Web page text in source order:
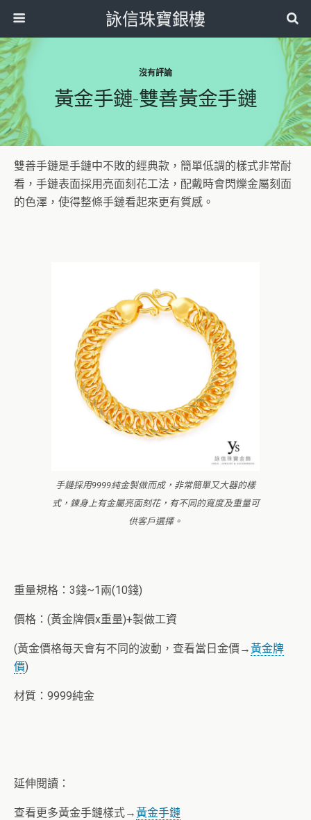
詠信珠寶銀樓
沒有評論
黃金手鏈-雙善黃金手鏈
雙善手鏈是手鏈中不敗的經典款，簡單低調的樣式非常耐
看，手鏈表面採用亮面刻花工法，配戴時會閃爍金屬刻面
的色澤，使得整條手鏈看起來更有質感。
手鏈採用9999純金製做而成，非常簡單又大器的樣
式，鍊身上有金屬亮面刻花，有不同的寬度及重量可
供客戶選擇。
重量規格：3錢~1兩(10錢)
價格：(黃金牌價x重量)+製做工資
(黃金價格每天會有不同的波動，查看當日金價→黃金牌
價)
材質：9999純金
延伸閱讀：
查看更多黃金手鏈樣式→黃金手鏈